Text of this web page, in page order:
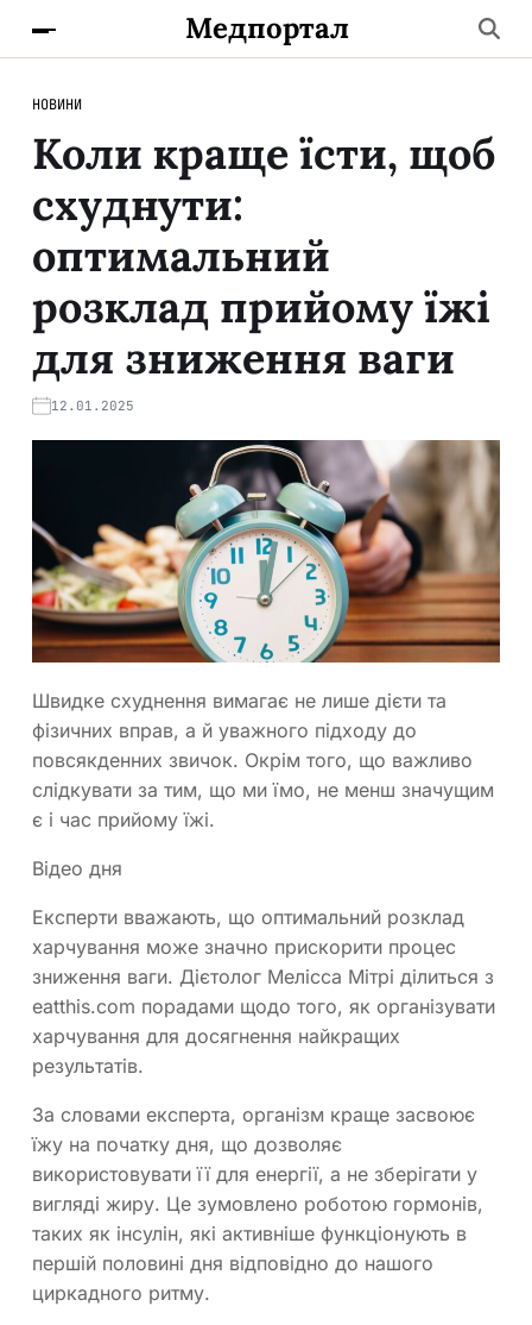
Медпортал
НОВИНИ
Коли краще їсти, щоб
схуднути:
оптимальний
розклад прийому їжі
для зниження ваги
12.01.2025
Швидке схуднення вимагає не лише дієти та
фізичних вправ, а й уважного підходу до
повсякденних звичок. Окрім того, що важливо
слідкувати за тим, що ми їмо, не менш значущим
є і час прийому їжі.
Відео дня
Експерти вважають, що оптимальний розклад
харчування може значно прискорити процес
зниження ваги. Дієтолог Мелісса Мітрі ділиться з
eatthis.com порадами щодо того, як організувати
харчування для досягнення найкращих
результатів.
За словами експерта, організм краще засвоює
їжу на початку дня, що дозволяє
використовувати її для енергії, а не зберігати у
вигляді жиру. Це зумовлено роботою гормонів,
таких як інсулін, які активніше функціонують в
першій половині дня відповідно до нашого
циркадного ритму.